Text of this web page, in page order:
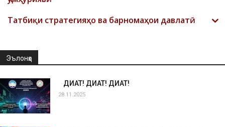
Татбиқи стратегияҳо ва барномаҳои давлатӣ
Эълонҳо
ДИҚҚАТ! ДИҚҚАТ! ДИҚҚАТ!
28.11.2025